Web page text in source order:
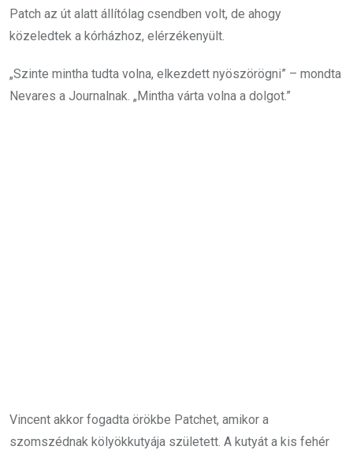
Patch az út alatt állítólag csendben volt, de ahogy
közeledtek a kórházhoz, elérzékenyült.
„Szinte mintha tudta volna, elkezdett nyöszörögni” – mondta
Nevares a Journalnak. „Mintha várta volna a dolgot.”
Vincent akkor fogadta örökbe Patchet, amikor a
szomszédnak kölyökkutyája született. A kutyát a kis fehér